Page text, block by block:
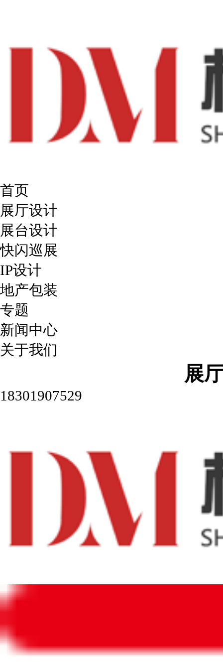
首页
展厅设计
展台设计
快闪巡展
IP设计
地产包装
专题
新闻中心
关于我们
展
18301907529